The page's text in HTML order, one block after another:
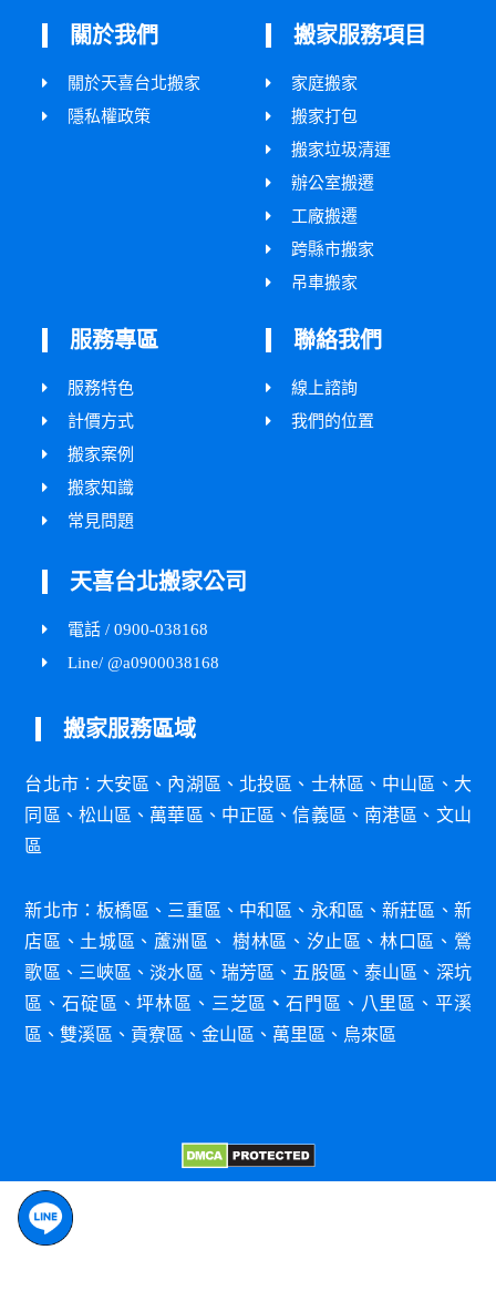
關於我們
關於天喜台北搬家
隱私權政策
搬家服務項目
家庭搬家
搬家打包
搬家垃圾清運
辦公室搬遷
工廠搬遷
跨縣市搬家
吊車搬家
服務專區
服務特色
計價方式
搬家案例
搬家知識
常見問題
聯絡我們
線上諮詢
我們的位置
天喜台北搬家公司
電話 / 0900-038168
Line/ @a0900038168
搬家服務區域
台北市： 大安區 、 內湖區 、 北投區 、 士林區 、 中山區 、 大
同區 、 松山區 、 萬華區 、 中正區 、信義區 、 南港區 、 文山
區
新北市： 板橋區 、 三重區 、 中和區 、 永和區 、新莊區 、 新
店區 、 土城區 、 蘆洲區 、樹林區 、 汐 止區 、林口 區 、 鶯
歌區 、 三峽區 、淡水區 、 瑞芳區 、 五股區 、 泰山區 、 深坑
區 、石碇區 、坪林區 、 三芝區 、石門 區 、 八里區 、 平溪
區 、雙溪區 、 貢寮區 、金山區 、 萬里區 、 烏來區